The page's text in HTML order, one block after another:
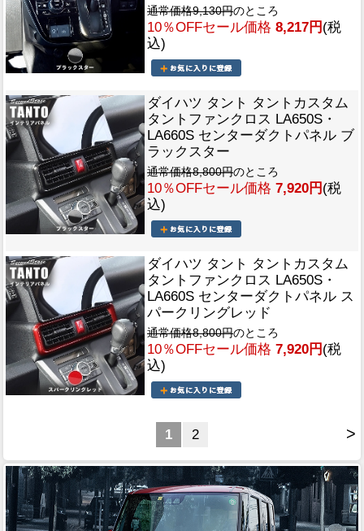
通常価格9,130円のところ
10％OFFセール価格 8,217円 (税
込)
ダイハツ タント タントカスタム
タントファンクロス LA650S・
LA660S センターダクトパネル ブ
ラックスター
通常価格8,800円のところ
10％OFFセール価格 7,920円 (税
込)
ダイハツ タント タントカスタム
タントファンクロス LA650S・
LA660S センターダクトパネル ス
パークリングレッド
通常価格8,800円のところ
10％OFFセール価格 7,920円 (税
込)
>
1 2